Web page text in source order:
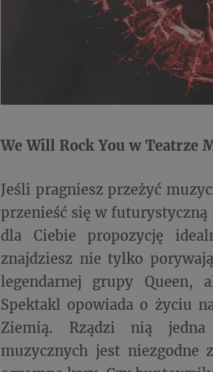
We Will Rock You w Teatrze
Jeśli pragniesz przeżyć
przenieść się w futurystyczną
dla Ciebie propozycję
znajdziesz nie tylko
legendarnej grupy Queen,
Spektakl opowiada o życiu
Ziemią. Rządzi nią jedna
muzycznych jest